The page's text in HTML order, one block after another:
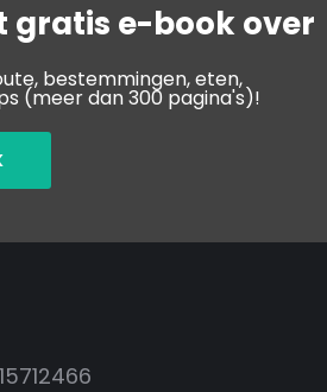
gratis e-book over
bestemmingen, eten,
(meer dan 300 pagina's)!